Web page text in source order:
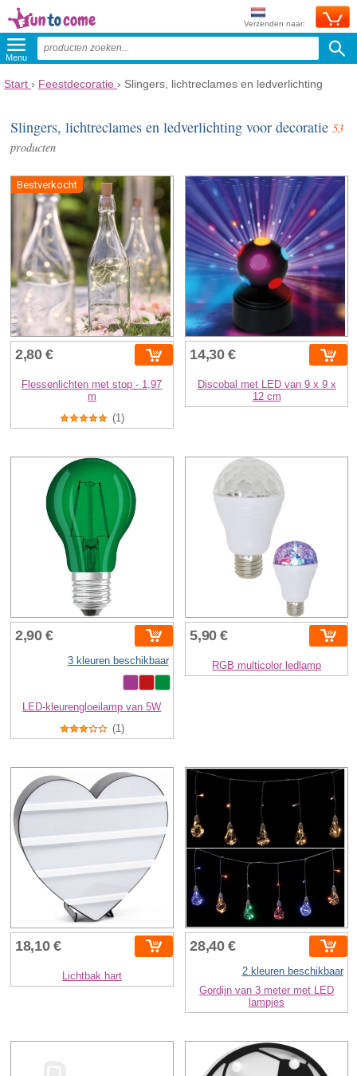
Verzenden naar:
Menu
Start › Feestdecoratie › Slingers, lichtreclames en ledverlichting
Slingers, lichtreclames en ledverlichting voor decoratie53
producten
Bestverkocht
2,80 €
Flessenlichten met stop - 1,97
m
(1)
14,30 €
Discobal met LED van 9 x 9 x
12 cm
2,90 €
3 kleuren beschikbaar
LED-kleurengloeilamp van 5W
(1)
5,90 €
RGB multicolor ledlamp
18,10 €
Lichtbak hart
28,40 €
2 kleuren beschikbaar
Gordijn van 3 meter met LED
lampjes